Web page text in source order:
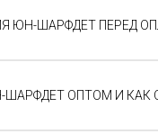
ЮН-ШАРФДЕТ ПЕРЕД
ОПТОМ И КАК